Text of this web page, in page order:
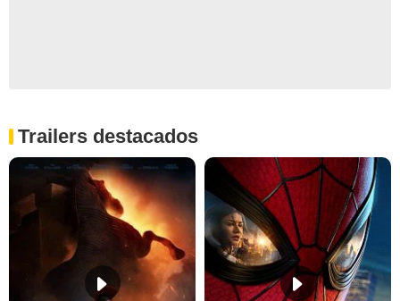
Trailers destacados